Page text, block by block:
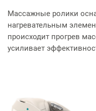
Массажные ролики
нагревательным
происходит прогрев
усиливает